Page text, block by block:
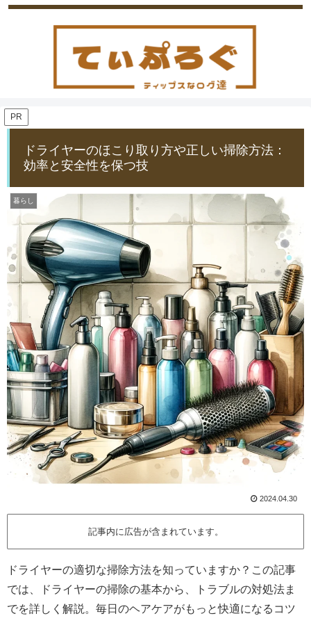
PR
ドライヤーのほこり取り方や正しい掃除方法：
効率と安全性を保つ技
暮らし
2024.04.30
記事内に広告が含まれています。
ドライヤーの適切な掃除方法を知っていますか？この記事
では、ドライヤーの掃除の基本から、トラブルの対処法ま
でを詳しく解説。毎日のヘアケアがもっと快適になるコツ